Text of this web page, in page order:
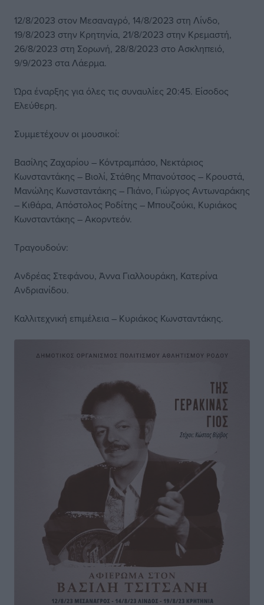
12/8/2023 στον Μεσαναγρό, 14/8/2023 στη Λίνδο,
19/8/2023 στην Κρητηνία, 21/8/2023 στην Κρεμαστή,
26/8/2023 στη Σορωνή, 28/8/2023 στο Ασκληπειό,
9/9/2023 στα Λάερμα.
Ώρα έναρξης για όλες τις συναυλίες 20:45. Είσοδος
Ελεύθερη.
Συμμετέχουν οι μουσικοί:
Βασίλης Ζαχαρίου – Κόντραμπάσο, Νεκτάριος
Κωνσταντάκης – Βιολί, Στάθης Μπανούτσος – Κρουστά,
Μανώλης Κωνσταντάκης – Πιάνο, Γιώργος Αντωναράκης
– Κιθάρα, Απόστολος Ροδίτης – Μπουζούκι, Κυριάκος
Κωνσταντάκης – Ακορντεόν.
Τραγουδούν:
Ανδρέας Στεφάνου, Άννα Γιαλλουράκη, Κατερίνα
Ανδριανίδου.
Καλλιτεχνική επιμέλεια – Κυριάκος Κωνσταντάκης.